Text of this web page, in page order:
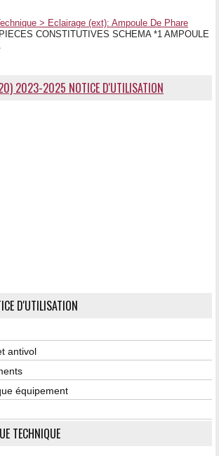
> Eclairage (ext): Ampoule De Phare
CONSTITUTIVES SCHEMA *1 AMPOULE
2023-2025 NOTICE D'UTILISATION
D'UTILISATION
antivol
équipement
TECHNIQUE